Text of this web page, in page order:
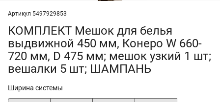
Артикул 5497929853
КОМПЛЕКТ Мешок для белья
выдвижной 450 мм, Конеро W 660-
720 мм, D 475 мм; мешок узкий 1 шт;
вешалки 5 шт; ШАМПАНЬ
Ширина системы